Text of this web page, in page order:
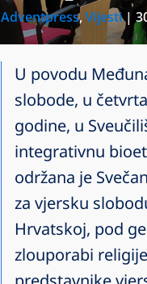
Adventpress,Vijesti|
U povodu
slobode, u
godine, u
integrativnu
održana je
za vjersku
Hrvatskoj, pod
zlouporabi